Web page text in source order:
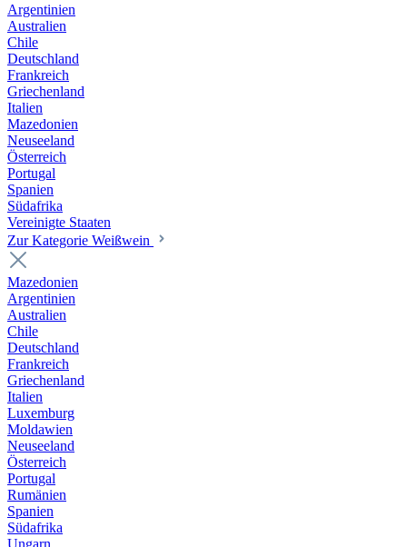
Argentinien
Australien
Chile
Deutschland
Frankreich
Griechenland
Italien
Mazedonien
Neuseeland
Österreich
Portugal
Spanien
Südafrika
Vereinigte Staaten
Zur Kategorie Weißwein
Mazedonien
Argentinien
Australien
Chile
Deutschland
Frankreich
Griechenland
Italien
Luxemburg
Moldawien
Neuseeland
Österreich
Portugal
Rumänien
Spanien
Südafrika
Ungarn